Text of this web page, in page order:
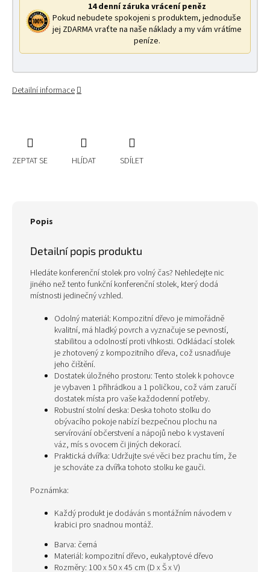
14 denní záruka vrácení peněz
Pokud nebudete spokojeni s produktem, jednoduše
jej ZDARMA vraťte na naše náklady a my vám vrátíme
peníze.
Detailní informace
ZEPTAT SE HLÍDAT SDÍLET
Popis
Detailní popis produktu
Hledáte konferenční stolek pro volný čas? Nehledejte nic
jiného než tento funkční konferenční stolek, který dodá
místnosti jedinečný vzhled.
Odolný materiál: Kompozitní dřevo je mimořádně
kvalitní, má hladký povrch a vyznačuje se pevností,
stabilitou a odolností proti vlhkosti. Odkládací stolek
je zhotovený z kompozitního dřeva, což usnadňuje
jeho čištění.
Dostatek úložného prostoru: Tento stolek k pohovce
je vybaven 1 přihrádkou a 1 poličkou, což vám zaručí
dostatek místa pro vaše každodenní potřeby.
Robustní stolní deska: Deska tohoto stolku do
obývacího pokoje nabízí bezpečnou plochu na
servírování občerstvení a nápojů nebo k vystavení
váz, mís s ovocem či jiných dekorací.
Praktická dvířka: Udržujte své věci bez prachu tím, že
je schováte za dvířka tohoto stolku ke gauči.
Poznámka:
Každý produkt je dodáván s montážním návodem v
krabici pro snadnou montáž.
Barva: černá
Materiál: kompozitní dřevo, eukalyptové dřevo
Rozměry: 100 x 50 x 45 cm (D x Š x V)